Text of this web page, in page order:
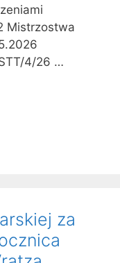
Mistrzostwa
4/26 …
za